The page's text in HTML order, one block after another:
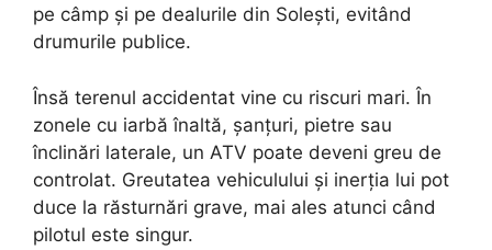
pe câmp și pe dealurile din Solești, evitând
drumurile publice.
Însă terenul accidentat vine cu riscuri mari. În
zonele cu iarbă înaltă, șanțuri, pietre sau
înclinări laterale, un ATV poate deveni greu de
controlat. Greutatea vehiculului și inerția lui pot
duce la răsturnări grave, mai ales atunci când
pilotul este singur.